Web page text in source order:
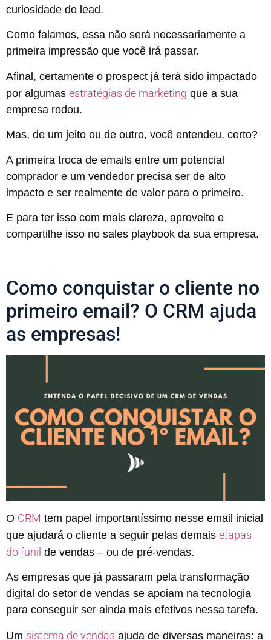
curiosidade do lead.
Como falamos, essa não será necessariamente a
primeira impressão que você irá passar.
Afinal, certamente o prospect já terá sido impactado
por algumas estratégias de marketing que a sua
empresa rodou.
Mas, de um jeito ou de outro, você entendeu, certo?
A primeira troca de emails entre um potencial
comprador e um vendedor precisa ser de alto
impacto e ser realmente de valor para o primeiro.
E para ter isso com mais clareza, aproveite e
compartilhe isso no sales playbook da sua empresa.
Como conquistar o cliente no
primeiro email? O CRM ajuda
as empresas!
O CRM tem papel importantíssimo nesse email inicial
que ajudará o cliente a seguir pelas demais etapas
do funil de vendas – ou de pré-vendas.
As empresas que já passaram pela transformação
digital do setor de vendas se apoiam na tecnologia
para conseguir ser ainda mais efetivos nessa tarefa.
Um sistema de vendas ajuda de diversas maneiras: a